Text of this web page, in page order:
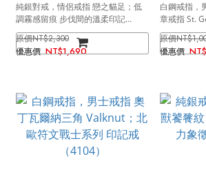
純銀對戒，情侶戒指 戀之貓足；低
調霧感留痕 步伐間的溫柔印記
（4108男款）
NT$2,300
NT$1,690
白鋼戒指，
章戒指 St.
Dragon；
（4105）